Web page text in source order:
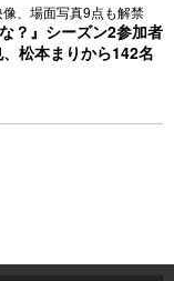
、場面写真9点も解禁
？』シーズン2参加者
松本まりから142名